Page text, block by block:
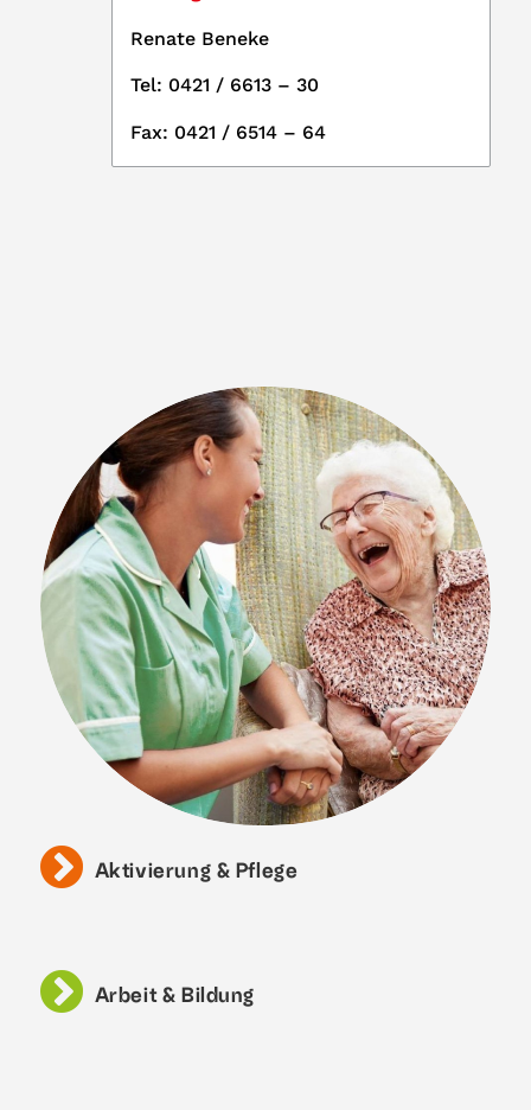
Renate Beneke
Tel: 0421 / 6613 – 30
Fax: 0421 / 6514 – 64
Aktivierung & Pflege
Arbeit & Bildung